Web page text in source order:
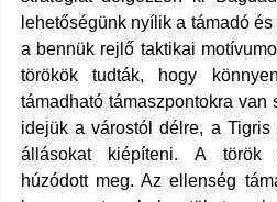
lehetőségünk nyílik a támadó
a bennük rejlő taktikai
törökök tudták, hogy
támadható támaszpontokra van
idejük a várostól délre, a
állásokat kiépíteni. A török
húzódott meg. Az ellenség